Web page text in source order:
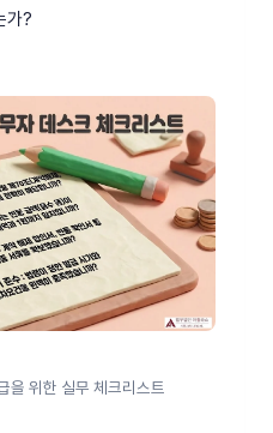
가?
을 위한 실무 체크리스트